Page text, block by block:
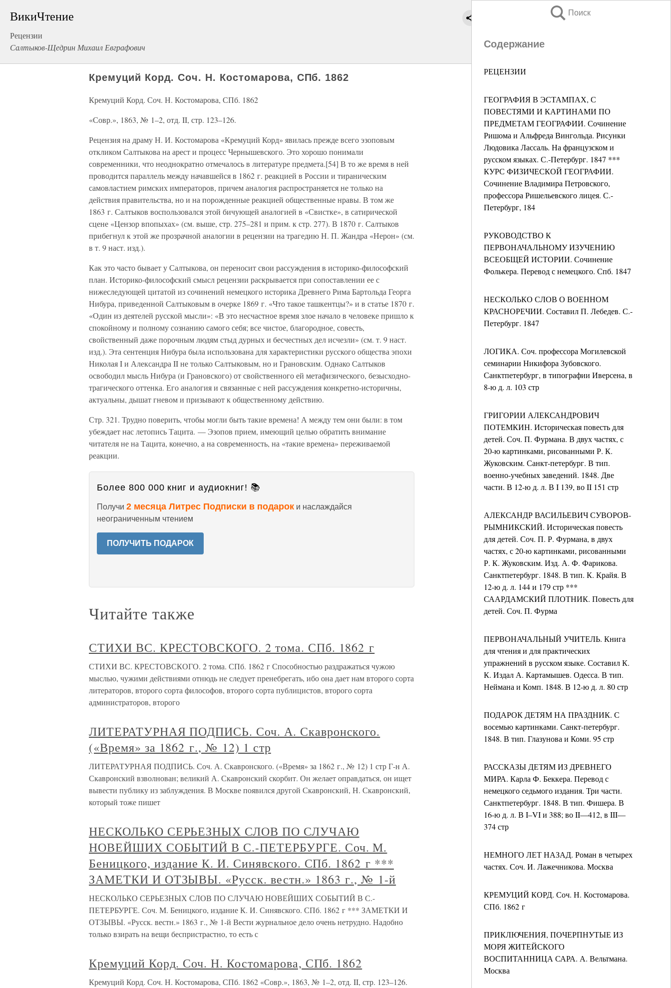
ВикиЧтение
Рецензии
Салтыков-Щедрин Михаил Евграфович
Поиск
Содержание
РЕЦЕНЗИИ
ГЕОГРАФИЯ В ЭСТАМПАХ, С
ПОВЕСТЯМИ И КАРТИНАМИ ПО
ПРЕДМЕТАМ ГЕОГРАФИИ. Сочинение
Ришома и Альфреда Вингольда. Рисунки
Людовика Лассаль. На французском и
русском языках. С.-Петербург. 1847 ***
КУРС ФИЗИЧЕСКОЙ ГЕОГРАФИИ.
Сочинение Владимира Петровского,
профессора Ришельевского лицея. С.-
Петербург, 184
РУКОВОДСТВО К
ПЕРВОНАЧАЛЬНОМУ ИЗУЧЕНИЮ
ВСЕОБЩЕЙ ИСТОРИИ. Сочинение
Фолькера. Перевод с немецкого. Спб. 1847
НЕСКОЛЬКО СЛОВ О ВОЕННОМ
КРАСНОРЕЧИИ. Составил П. Лебедев. С.-
Петербург. 1847
ЛОГИКА. Соч. профессора Могилевской
семинарии Никифора Зубовского.
Санктпетербург, в типографии Иверсена, в
8-ю д. л. 103 стр
ГРИГОРИИ АЛЕКСАНДРОВИЧ
ПОТЕМКИН. Историческая повесть для
детей. Соч. П. Фурмана. В двух частях, с
20-ю картинками, рисованными Р. К.
Жуковским. Санкт-петербург. В тип.
военно-учебных заведений. 1848. Две
части. В 12-ю д. л. В I 139, во II 151 стр
АЛЕКСАНДР ВАСИЛЬЕВИЧ СУВОРОВ-
РЫМНИКСКИЙ. Историческая повесть
для детей. Соч. П. Р. Фурмана, в двух
частях, с 20-ю картинками, рисованными
Р. К. Жуковским. Изд. А. Ф. Фарикова.
Санктпетербург. 1848. В тип. К. Крайя. В
12-ю д. л. 144 и 179 стр ***
СААРДАМСКИЙ ПЛОТНИК. Повесть для
детей. Соч. П. Фурма
ПЕРВОНАЧАЛЬНЫЙ УЧИТЕЛЬ. Книга
для чтения и для практических
упражнений в русском языке. Составил К.
К. Издал А. Картамышев. Одесса. В тип.
Неймана и Комп. 1848. В 12-ю д. л. 80 стр
ПОДАРОК ДЕТЯМ НА ПРАЗДНИК. С
восемью картинками. Санкт-петербург.
1848. В тип. Глазунова и Коми. 95 стр
РАССКАЗЫ ДЕТЯМ ИЗ ДРЕВНЕГО
МИРА. Карла Ф. Беккера. Перевод с
немецкого седьмого издания. Три части.
Санктпетербург. 1848. В тип. Фишера. В
16-ю д. л. В I–VI и 388; во II—412, в III—
374 стр
НЕМНОГО ЛЕТ НАЗАД. Роман в четырех
частях. Соч. И. Лажечникова. Москва
КРЕМУЦИЙ КОРД. Соч. Н. Костомарова.
СПб. 1862 г
ПРИКЛЮЧЕНИЯ, ПОЧЕРПНУТЫЕ ИЗ
МОРЯ ЖИТЕЙСКОГО
ВОСПИТАННИЦА САРА. А. Вельтмана.
Москва
Кремуций Корд. Соч. Н. Костомарова, СПб. 1862
Кремуций Корд. Соч. Н. Костомарова, СПб. 1862
«Совр.», 1863, № 1–2, отд. II, стр. 123–126.
Рецензия на драму Н. И. Костомарова «Кремуций Корд» явилась прежде всего эзоповым
откликом Салтыкова на арест и процесс Чернышевского. Это хорошо понимали
современники, что неоднократно отмечалось в литературе предмета.[54] В то же время в ней
проводится параллель между начавшейся в 1862 г. реакцией в России и тираническим
самовластием римских императоров, причем аналогия распространяется не только на
действия правительства, но и на порожденные реакцией общественные нравы. В том же
1863 г. Салтыков воспользовался этой бичующей аналогией в «Свистке», в сатирической
сцене «Цензор впопыхах» (см. выше, стр. 275–281 и прим. к стр. 277). В 1870 г. Салтыков
прибегнул к этой же прозрачной аналогии в рецензии на трагедию Н. П. Жандра «Нерон» (см.
в т. 9 наст. изд.).
Как это часто бывает у Салтыкова, он переносит свои рассуждения в историко-философский
план. Историко-философский смысл рецензии раскрывается при сопоставлении ее с
нижеследующей цитатой из сочинений немецкого историка Древнего Рима Бартольда Георга
Нибура, приведенной Салтыковым в очерке 1869 г. «Что такое ташкентцы?» и в статье 1870 г.
«Один из деятелей русской мысли»: «В это несчастное время злое начало в человеке пришло к
спокойному и полному сознанию самого себя; все чистое, благородное, совесть,
свойственный даже порочным людям стыд дурных и бесчестных дел исчезли» (см. т. 9 наст.
изд.). Эта сентенция Нибура была использована для характеристики русского общества эпохи
Николая I и Александра II не только Салтыковым, но и Грановским. Однако Салтыков
освободил мысль Нибура (и Грановского) от свойственного ей метафизического, безысходно-
трагического оттенка. Его аналогия и связанные с ней рассуждения конкретно-историчны,
актуальны, дышат гневом и призывают к общественному действию.
Стр. 321. Трудно поверить, чтобы могли быть такие времена! А между тем они были: в том
убеждает нас летопись Тацита. — Эзопов прием, имеющий целью обратить внимание
читателя не на Тацита, конечно, а на современность, на «такие времена» переживаемой
реакции.
Более 800 000 книг и аудиокниг! 📚
Получи 2 месяца Литрес Подписки в подарок и наслаждайся
неограниченным чтением
ПОЛУЧИТЬ ПОДАРОК
Читайте также
СТИХИ ВС. КРЕСТОВСКОГО. 2 тома. СПб. 1862 г
СТИХИ ВС. КРЕСТОВСКОГО. 2 тома. СПб. 1862 г Способностью раздражаться чужою
мыслью, чужими действиями отнюдь не следует пренебрегать, ибо она дает нам второго сорта
литераторов, второго сорта философов, второго сорта публицистов, второго сорта
администраторов, второго
ЛИТЕРАТУРНАЯ ПОДПИСЬ. Соч. А. Скавронского.
(«Время» за 1862 г., № 12) 1 стр
ЛИТЕРАТУРНАЯ ПОДПИСЬ. Соч. А. Скавронского. («Время» за 1862 г., № 12) 1 стр Г-н А.
Скавронский взволнован; великий А. Скавронский скорбит. Он желает оправдаться, он ищет
вывести публику из заблуждения. В Москве появился другой Скавронский, Н. Скавронский,
который тоже пишет
НЕСКОЛЬКО СЕРЬЕЗНЫХ СЛОВ ПО СЛУЧАЮ
НОВЕЙШИХ СОБЫТИЙ В С.-ПЕТЕРБУРГЕ. Соч. М.
Беницкого, издание К. И. Синявского. СПб. 1862 г ***
ЗАМЕТКИ И ОТЗЫВЫ. «Русск. вестн.» 1863 г., № 1-й
НЕСКОЛЬКО СЕРЬЕЗНЫХ СЛОВ ПО СЛУЧАЮ НОВЕЙШИХ СОБЫТИЙ В С.-
ПЕТЕРБУРГЕ. Соч. М. Беницкого, издание К. И. Синявского. СПб. 1862 г *** ЗАМЕТКИ И
ОТЗЫВЫ. «Русск. вестн.» 1863 г., № 1-й Вести журнальное дело очень нетрудно. Надобно
только взирать на вещи беспристрастно, то есть с
Кремуций Корд. Соч. Н. Костомарова, СПб. 1862
Кремуций Корд. Соч. Н. Костомарова, СПб. 1862 «Совр.», 1863, № 1–2, отд. II, стр. 123–126.